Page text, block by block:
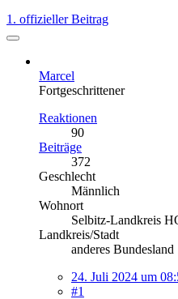
1. offizieller Beitrag
Marcel
Fortgeschrittener
Reaktionen
90
Beiträge
372
Geschlecht
Männlich
Wohnort
Selbitz-Landkreis
Landkreis/Stadt
anderes Bundesland
24. Juli 2024 um
#1